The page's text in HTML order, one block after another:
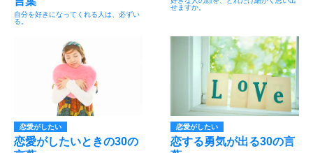
自分を好きになってくれる人は、必ずい
る。
せますか。
恋愛がしたい
恋愛がしたいときの30の
恋愛がしたい
恋する勇気が出る30の言